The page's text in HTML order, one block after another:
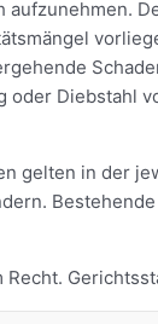
oder Diebstahl
gelten in der